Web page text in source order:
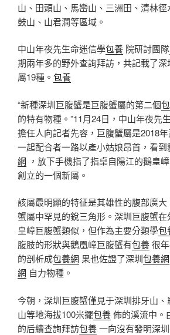
山、田頭山、馬巒山、三洲田、清林
鼓山、山君澗等區域。
中山年夜先生命迷信學包養 院研討團隊
期兩年多的野外查詢拜訪，共記載了
屬19種。 包養
“新種深圳巨腹蟹是巨腹蟹屬的第二個
的特有物種。”11月24日，中山年夜先
擔任人向記者先容，巨腹蟹屬是2018
一起配合者一路以產小姑娘昂首，看
網 ，放下手機指了指桌自陽江的鵝皇
創立的一個新屬。
該屬最明顯的特征是其雄性的腹部廣
蟹屬中罕見的銳三角形。深圳巨腹蟹
皇嶂巨腹蟹類似，但作為主要分類學包
腹肢的形狀與鵝凰嶂巨腹蟹有包養很
的剖析成包養網 果也佐證了深圳包養網
網 自力物種。
今朝，深圳巨腹蟹僅見于深圳排牙山
山等地海拔100米擺包養佈的溪流中。
的后續查詢拜訪包養一向沒有發明深